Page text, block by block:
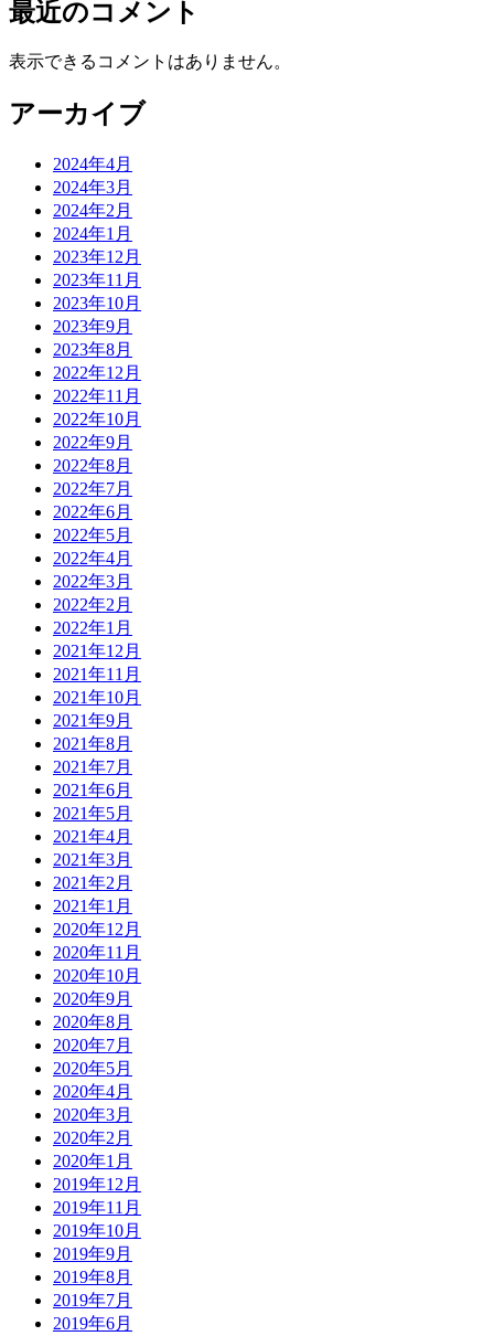
最近のコメント
表示できるコメントはありません。
アーカイブ
2024年4月
2024年3月
2024年2月
2024年1月
2023年12月
2023年11月
2023年10月
2023年9月
2023年8月
2022年12月
2022年11月
2022年10月
2022年9月
2022年8月
2022年7月
2022年6月
2022年5月
2022年4月
2022年3月
2022年2月
2022年1月
2021年12月
2021年11月
2021年10月
2021年9月
2021年8月
2021年7月
2021年6月
2021年5月
2021年4月
2021年3月
2021年2月
2021年1月
2020年12月
2020年11月
2020年10月
2020年9月
2020年8月
2020年7月
2020年5月
2020年4月
2020年3月
2020年2月
2020年1月
2019年12月
2019年11月
2019年10月
2019年9月
2019年8月
2019年7月
2019年6月